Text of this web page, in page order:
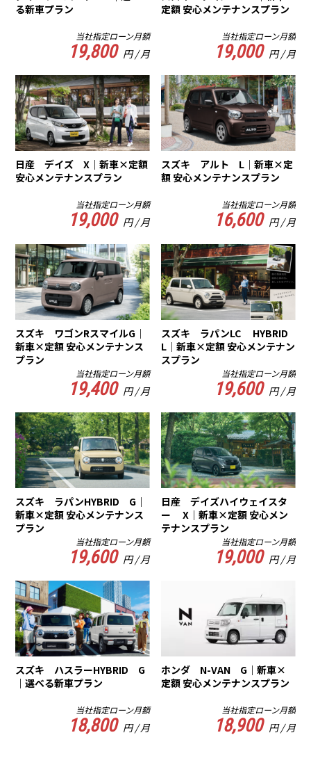
る新車プラン
当社指定ローン月額
19,800 円 / 月
定額 安心メンテナンスプラン
当社指定ローン月額
19,000 円 / 月
日産 デイズ X｜新車×定額
安心メンテナンスプラン
当社指定ローン月額
19,000 円 / 月
スズキ アルト L｜新車×定
額 安心メンテナンスプラン
当社指定ローン月額
16,600 円 / 月
スズキ ワゴンRスマイルG｜
新車×定額 安心メンテナンス
プラン
当社指定ローン月額
19,400 円 / 月
スズキ ラパンLC HYBRID
L｜新車×定額 安心メンテナン
スプラン
当社指定ローン月額
19,600 円 / 月
スズキ ラパンHYBRID G｜
新車×定額 安心メンテナンス
プラン
当社指定ローン月額
19,600 円 / 月
日産 デイズハイウェイスタ
ー X｜新車×定額 安心メン
テナンスプラン
当社指定ローン月額
19,000 円 / 月
スズキ ハスラーHYBRID G
｜選べる新車プラン
当社指定ローン月額
18,800 円 / 月
ホンダ N-VAN G｜新車×
定額 安心メンテナンスプラン
当社指定ローン月額
18,900 円 / 月